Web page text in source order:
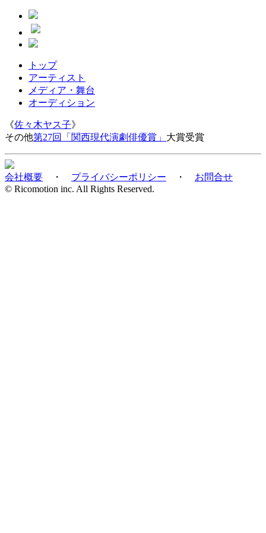
トップ
アーティスト
メディア・舞台
オーディション
《佐々木ヤス子》
その他第27回「関西現代演劇俳優賞」 大賞受賞
会社概要 ・ プライバシーポリシー ・ お問合せ
© Ricomotion inc. All Rights Reserved.